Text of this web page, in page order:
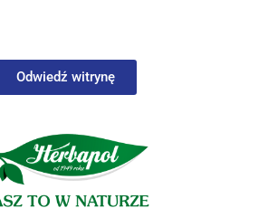
Odwiedź witrynę